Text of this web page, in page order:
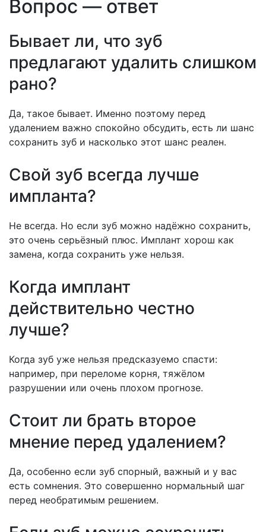
Вопрос — ответ
Бывает ли, что зуб
предлагают удалить слишком
рано?
Да, такое бывает. Именно поэтому перед
удалением важно спокойно обсудить, есть ли шанс
сохранить зуб и насколько этот шанс реален.
Свой зуб всегда лучше
импланта?
Не всегда. Но если зуб можно надёжно сохранить,
это очень серьёзный плюс. Имплант хорош как
замена, когда сохранить уже нельзя.
Когда имплант
действительно честно
лучше?
Когда зуб уже нельзя предсказуемо спасти:
например, при переломе корня, тяжёлом
разрушении или очень плохом прогнозе.
Стоит ли брать второе
мнение перед удалением?
Да, особенно если зуб спорный, важный и у вас
есть сомнения. Это совершенно нормальный шаг
перед необратимым решением.